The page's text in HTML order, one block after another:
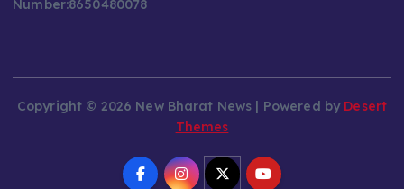
Copyright © 2026 New Bharat News | Powered by